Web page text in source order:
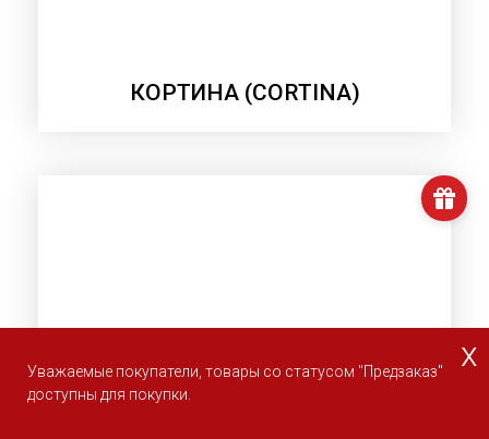
x
Уважаемые покупатели, товары со статусом "Предзаказ"
доступны для покупки.
КОРТИНА (CORTINA)